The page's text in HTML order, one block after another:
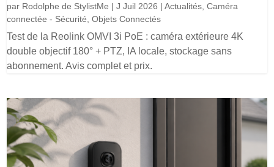
par Rodolphe de StylistMe |J Juil 2026 |Actualités,Caméra
connectée - Sécurité,Objets Connectés
Test de la Reolink OMVI 3i PoE : caméra extérieure 4K
double objectif 180° + PTZ, IA locale, stockage sans
abonnement. Avis complet et prix.